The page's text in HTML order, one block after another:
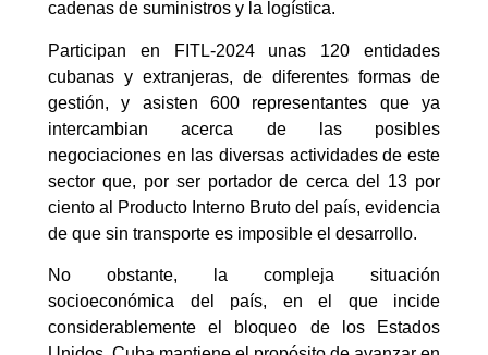
cadenas de suministros y la logística.
Participan en FITL-2024 unas 120 entidades
cubanas y extranjeras, de diferentes formas de
gestión, y asisten 600 representantes que ya
intercambian acerca de las posibles
negociaciones en las diversas actividades de este
sector que, por ser portador de cerca del 13 por
ciento al Producto Interno Bruto del país, evidencia
de que sin transporte es imposible el desarrollo.
No obstante, la compleja situación
socioeconómica del país, en el que incide
considerablemente el bloqueo de los Estados